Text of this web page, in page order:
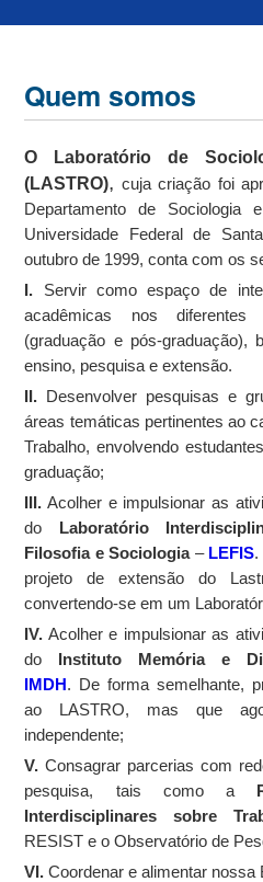
Quem somos
O Laboratório de
(LASTRO), cuja criação foi
Departamento de Sociologia
Universidade Federal de
outubro de 1999, conta com os
I. Servir como espaço de
acadêmicas nos diferentes
(graduação e pós-graduação),
ensino, pesquisa e extensão.
II. Desenvolver pesquisas e
áreas temáticas pertinentes ao
Trabalho, envolvendo
graduação;
III. Acolher e impulsionar as
do Laboratório
Filosofia e Sociologia– LEFIS.
projeto de extensão do
convertendo-se em um
IV. Acolher e impulsionar as
do Instituto Memória e
IMDH. De forma semelhante,
ao LASTRO, mas que
independente;
V. Consagrar parcerias com
pesquisa, tais como a
Interdisciplinares sobre
RESIST e o Observatório de
VI. Coordenar e alimentar nossa